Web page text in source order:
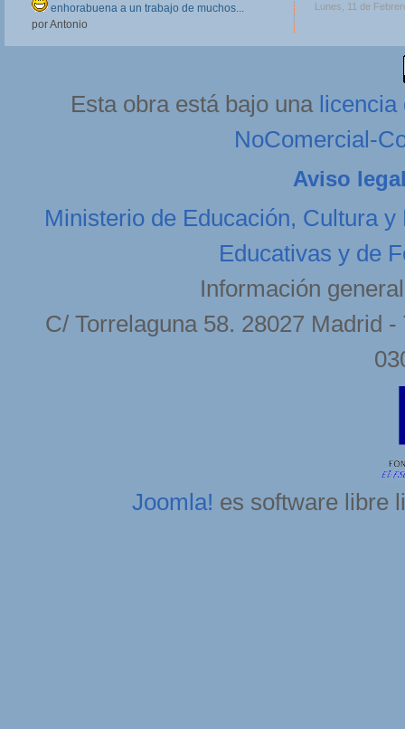
enhorabuena a un trabajo de muchos...
por Antonio
Lunes, 11 de
Esta obra está bajo una licencia
NoComercial-
Aviso
Ministerio de Educación, Cultura y
Educativas y de
Información
C/ Torrelaguna 58. 28027 Madrid
Joomla! es software libre